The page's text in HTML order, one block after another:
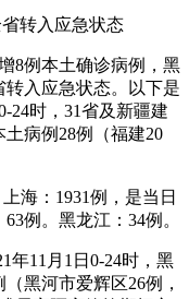
转入应急状态
8例本土确诊病例，黑
入应急状态。以下是
24时，31省及新疆建
病例28例（福建20
海：1931例，是当日
例。黑龙江：34例。
年11月1日0-24时，黑
黑河市爱辉区26例，